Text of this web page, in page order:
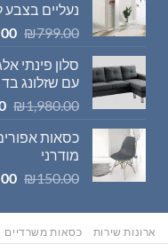
נעליים בצבע
₪799.00
סלון פינתי
עם שזלונג
₪1,980.00
כסאות
מודרני
₪150.00
ארונות שירות כסאות משרדיים